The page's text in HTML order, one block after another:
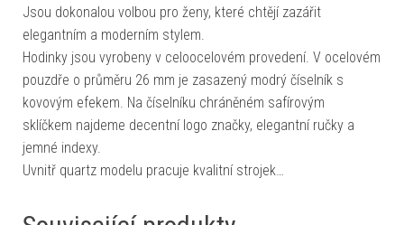
Jsou dokonalou volbou pro ženy, které chtějí zazářit
elegantním a moderním stylem.
Hodinky jsou vyrobeny v celoocelovém provedení. V ocelovém
pouzdře o průměru 26 mm je zasazený modrý číselník s
kovovým efekem. Na číselníku chráněném safírovým
sklíčkem najdeme decentní logo značky, elegantní ručky a
jemné indexy.
Uvnitř quartz modelu pracuje kvalitní strojek…